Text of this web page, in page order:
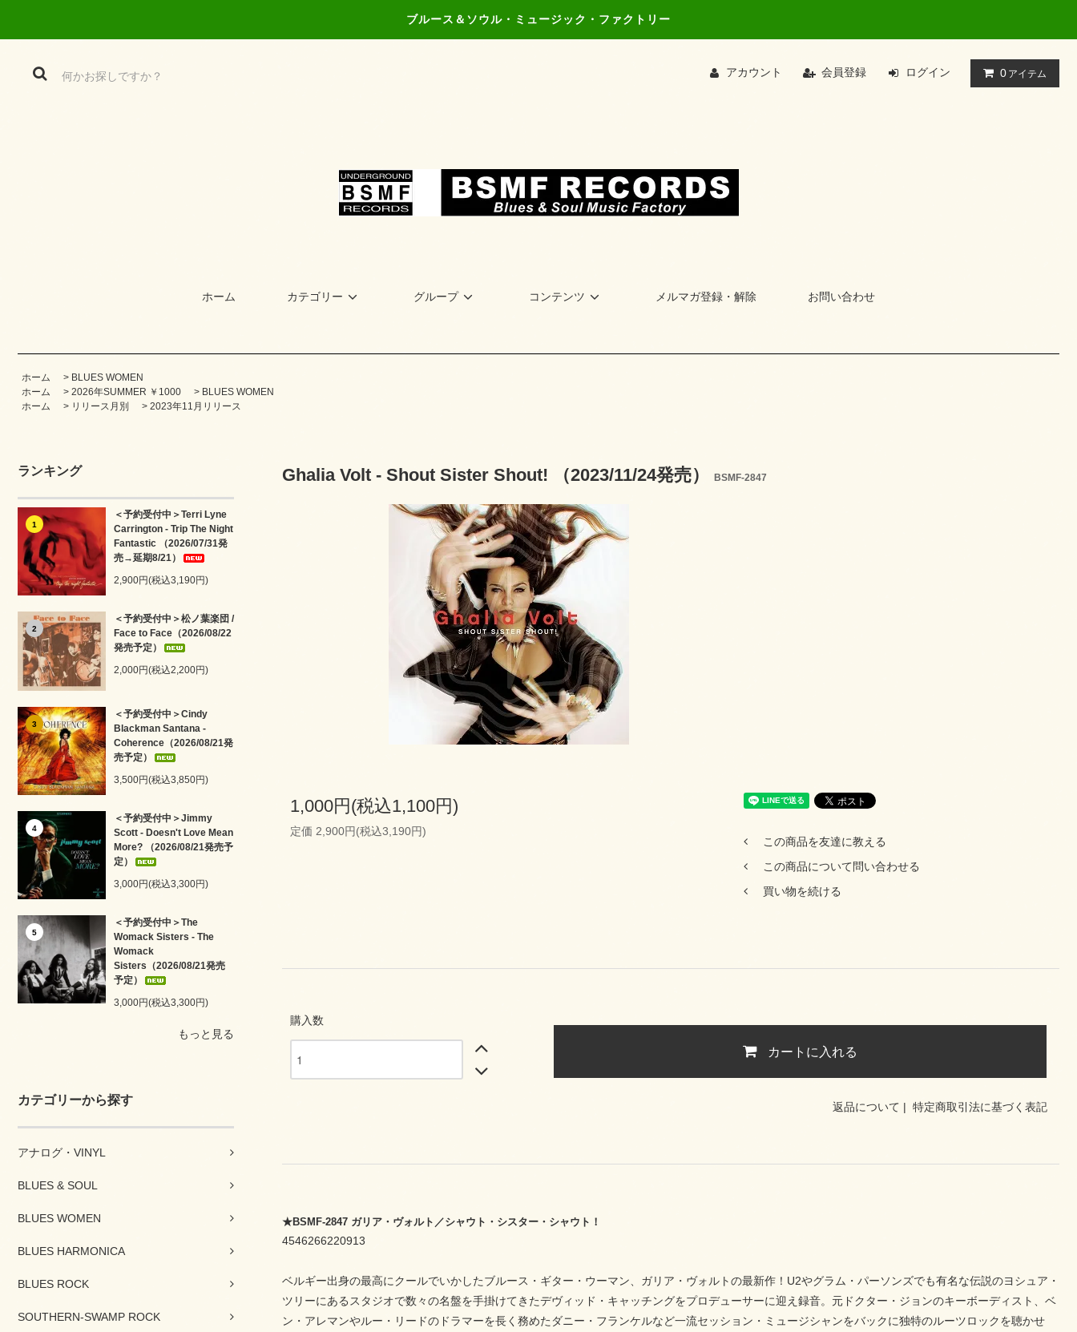
ブルース＆ソウル・ミュージック・ファクトリー
アカウント 会員登録 ログイン 0 アイテム
ホーム カテゴリー グループ コンテンツ メルマガ登録・解除 お問い合わせ
ホーム > BLUES WOMEN
ホーム
> 2026年SUMMER ￥1000 > BLUES WOMEN
ホーム
> リリース月別 > 2023年11月リリース
ランキング
1
＜予約受付中＞Terri Lyne
Carrington - Trip The Night
Fantastic （2026/07/31発
売→延期8/21）
2,900円(税込3,190円)
2
＜予約受付中＞松ノ葉楽団 /
Face to Face（2026/08/22
発売予定）
2,000円(税込2,200円)
3
＜予約受付中＞Cindy
Blackman Santana -
Coherence（2026/08/21発
売予定）
3,500円(税込3,850円)
4
＜予約受付中＞Jimmy
Scott - Doesn't Love Mean
More? （2026/08/21発売予
定）
3,000円(税込3,300円)
5
＜予約受付中＞The
Womack Sisters - The
Womack
Sisters（2026/08/21発売
予定）
3,000円(税込3,300円)
もっと見る
カテゴリーから探す
アナログ・VINYL
BLUES & SOUL
BLUES WOMEN
BLUES HARMONICA
BLUES ROCK
SOUTHERN-SWAMP ROCK
Ghalia Volt - Shout Sister Shout! （2023/11/24発売） BSMF-2847
1,000円(税込1,100円)
定価 2,900円(税込3,190円)
この商品を友達に教える
この商品について問い合わせる
買い物を続ける
購入数
カートに入れる
返品について | 特定商取引法に基づく表記
★BSMF-2847 ガリア・ヴォルト／シャウト・シスター・シャウト！
4546266220913
ベルギー出身の最高にクールでいかしたブルース・ギター・ウーマン、ガリア・ヴォルトの最新作！U2やグラム・パーソンズでも有名な伝説のヨシュア・
ツリーにあるスタジオで数々の名盤を手掛けてきたデヴィッド・キャッチングをプロデューサーに迎え録音。元ドクター・ジョンのキーボーディスト、ベ
ン・アレマンやルー・リードのドラマーを長く務めたダニー・フランケルなど一流セッション・ミュージシャンをバックに独特のルーツロックを聴かせ